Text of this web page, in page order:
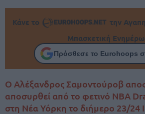
Κάνε το
την
Μπασκετική
Πρόσθεσε το Eurohoops
Ο Αλέξανδρος Σαμοντούροβ
αποσυρθεί από το φετινό NBA
στη Νέα Υόρκη το διήμερο 23/24